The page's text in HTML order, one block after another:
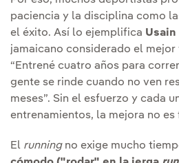
paciencia y la disciplina como
el éxito. Así lo ejemplifica
jamaicano considerado el
“Entrené cuatro años para
gente se rinde cuando no ven
meses”. Sin el esfuerzo y cada
entrenamientos, la mejora no
El runningno exige mucho